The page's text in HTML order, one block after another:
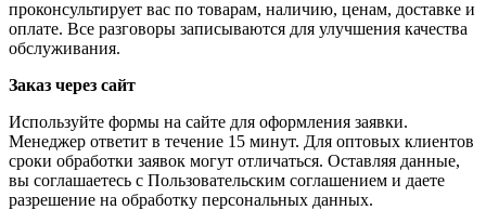
проконсультирует вас по товарам, наличию, ценам, доставке и
оплате. Все разговоры записываются для улучшения качества
обслуживания.
Заказ через сайт
Используйте формы на сайте для оформления заявки.
Менеджер ответит в течение 15 минут. Для оптовых клиентов
сроки обработки заявок могут отличаться. Оставляя данные,
вы соглашаетесь с Пользовательским соглашением и даете
разрешение на обработку персональных данных.